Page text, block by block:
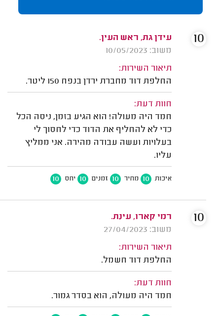
עידן גת, ראש העין.
משוב: 10/05/2023
תיאור השירות:
החלפת דוד מחברת ירדן בנפח 150 ליטר.
חוות דעת:
חמד היה מעולה! הוא הגיע בזמן, ניסה הכל
כדי לא להחליף את הדוד כדי לחסוך לי
בעלויות ועשה עבודה מהירה. אני ממליץ
עליו.
איכות 10 מחיר 10 זמנים 10 יחס 10
10
רמי קארו, עינת.
משוב: 27/04/2023
תיאור השירות:
החלפת דוד חשמל.
חוות דעת:
חמד היה מעולה, הוא בסדר גמור.
10